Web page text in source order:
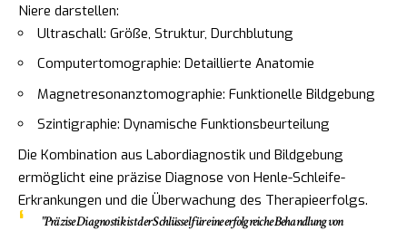
Niere darstellen:
Ultraschall: Größe, Struktur, Durchblutung
Computertomographie: Detaillierte Anatomie
Magnetresonanztomographie: Funktionelle Bildgebung
Szintigraphie: Dynamische Funktionsbeurteilung
Die Kombination aus Labordiagnostik und Bildgebung
ermöglicht eine präzise Diagnose von Henle-Schleife-
Erkrankungen und die Überwachung des Therapieerfolgs.
"Präzise Diagnostik ist der Schlüssel für eine erfolgreiche Behandlung von